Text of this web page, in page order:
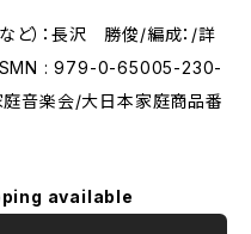
）：長沢 勝俊/編成：/詳
ISMN : 979-0-65005-230-
音楽会/大日本家庭商品番
available